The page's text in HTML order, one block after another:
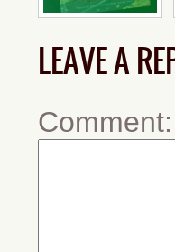
LEAVE A
Comment